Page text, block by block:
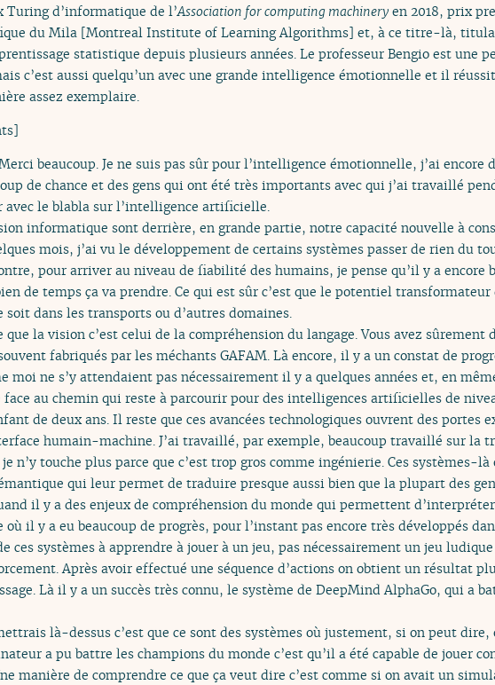
d’informatique de l’Association for computing machinery en 2018, prix
du Mila [Montreal Institute of Learning Algorithms] et, à ce titre-là,
statistique depuis plusieurs années. Le professeur Bengio est une
c’est aussi quelqu’un avec une grande intelligence émotionnelle et il réussit
assez exemplaire.
beaucoup. Je ne suis pas sûr pour l’intelligence émotionnelle, j’ai encore
de chance et des gens qui ont été très importants avec qui j’ai travaillé
avec le blabla sur l’intelligence artificielle.
informatique sont derrière, en grande partie, notre capacité nouvelle à
mois, j’ai vu le développement de certains systèmes passer de rien du
pour arriver au niveau de fiabilité des humains, je pense qu’il y a encore
de temps ça va prendre. Ce qui est sûr c’est que le potentiel transformateur
soit dans les transports ou d’autres domaines.
la vision c’est celui de la compréhension du langage. Vous avez sûrement
fabriqués par les méchants GAFAM. Là encore, il y a un constat de
moi ne s’y attendaient pas nécessairement il y a quelques années et, en
au chemin qui reste à parcourir pour des intelligences artificielles de
de deux ans. Il reste que ces avancées technologiques ouvrent des portes
humain-machine. J’ai travaillé, par exemple, beaucoup travaillé sur la
n’y touche plus parce que c’est trop gros comme ingénierie. Ces systèmes-
qui leur permet de traduire presque aussi bien que la plupart des
il y a des enjeux de compréhension du monde qui permettent
où il y a eu beaucoup de progrès, pour l’instant pas encore très développés
ces systèmes à apprendre à jouer à un jeu, pas nécessairement un jeu
Après avoir effectué une séquence d’actions on obtient un résultat
Là il y a un succès très connu, le système de DeepMind AlphaGo, qui a
là-dessus c’est que ce sont des systèmes où justement, si on peut dire,
a pu battre les champions du monde c’est qu’il a été capable de jouer
manière de comprendre ce que ça veut dire c’est comme si on avait un